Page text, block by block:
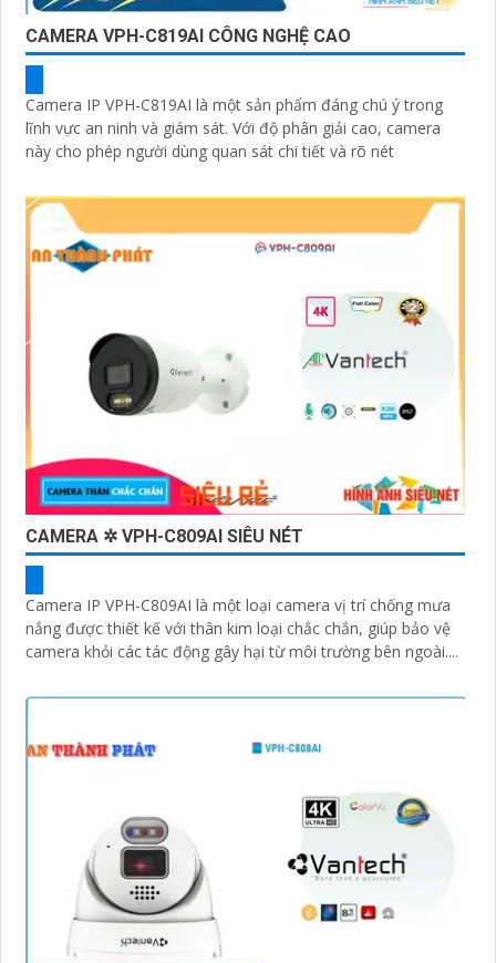
CAMERA VPH-C819AI CÔNG NGHỆ CAO
Camera IP VPH-C819AI là một sản phẩm đáng chú ý trong
lĩnh vực an ninh và giám sát. Với độ phân giải cao, camera
này cho phép người dùng quan sát chi tiết và rõ nét
CAMERA ✲ VPH-C809AI SIÊU NÉT
Camera IP VPH-C809AI là một loại camera vị trí chống mưa
nắng được thiết kế với thân kim loại chắc chắn, giúp bảo vệ
camera khỏi các tác động gây hại từ môi trường bên ngoài....